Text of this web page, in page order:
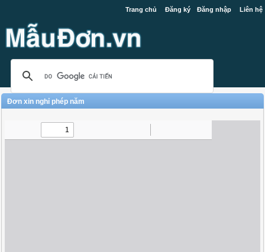
Trang chủ Đăng ký Đăng nhập Liên hệ
Đơn xin nghỉ phép năm